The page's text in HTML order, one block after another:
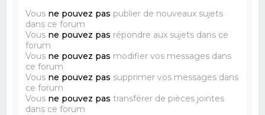
Vous ne pouvez pas publier de nouveaux sujets
dans ce forum
Vous ne pouvez pas répondre aux sujets dans ce
forum
Vous ne pouvez pas modifier vos messages dans
ce forum
Vous ne pouvez pas supprimer vos messages dans
ce forum
Vous ne pouvez pas transférer de pièces jointes
dans ce forum